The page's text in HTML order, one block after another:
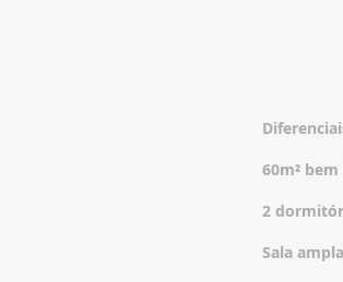
60m²
2
Sala